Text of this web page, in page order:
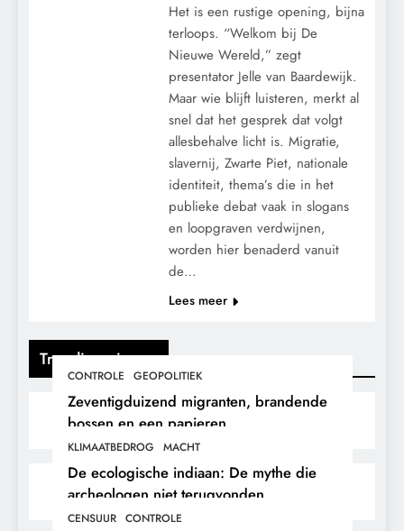
Trending nieuws
CONTROLE GEOPOLITIEK
Zeventigduizend migranten, brandende
bossen en een papieren
stikstofwerkelijkheid.
KLIMAATBEDROG MACHT
De ecologische indiaan: De mythe die
archeologen niet terugvonden.
CENSUUR CONTROLE
Het is een rustige opening, bijna
terloops. “Welkom bij De
Nieuwe Wereld,” zegt
presentator Jelle van Baardewijk.
Maar wie blijft luisteren, merkt al
snel dat het gesprek dat volgt
allesbehalve licht is. Migratie,
slavernij, Zwarte Piet, nationale
identiteit, thema’s die in het
publieke debat vaak in slogans
en loopgraven verdwijnen,
worden hier benaderd vanuit
de…
Lees meer